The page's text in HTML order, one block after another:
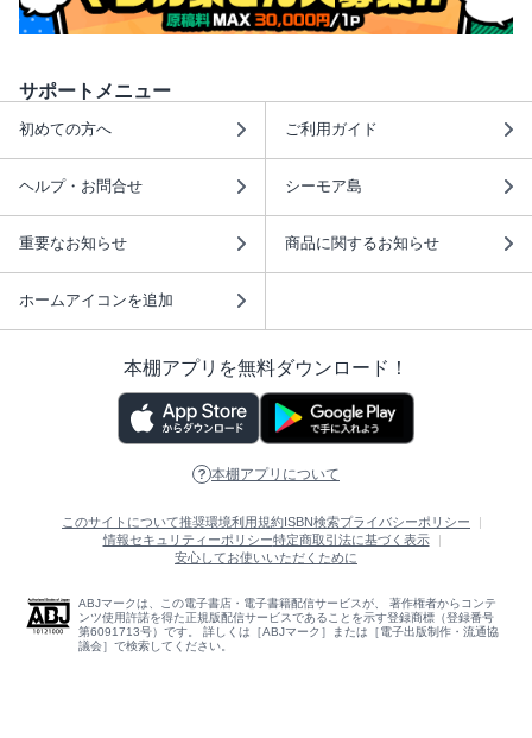
サポートメニュー
初めての方へ ご利用ガイド
ヘルプ・お問合せ シーモア島
重要なお知らせ 商品に関するお知らせ
ホームアイコンを追加
本棚アプリを無料ダウンロード！
本棚アプリについて
このサイトについて推奨環境利用規約 ISBN検索プライバシーポリシー
情報セキュリティーポリシー特定商取引法に基づく表示
安心してお使いいただくために
ABJマークは、この電子書店・電子書籍配信サービスが、 著作権者からコンテ
ンツ使用許諾を得た正規版配信サービスであることを示す登録商標（登録番号
第6091713号）です。 詳しくは［ABJマーク］または［電子出版制作・流通協
議会］で検索してください。